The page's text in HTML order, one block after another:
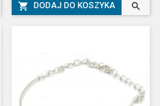
 DODAJ DO KOSZYKA 